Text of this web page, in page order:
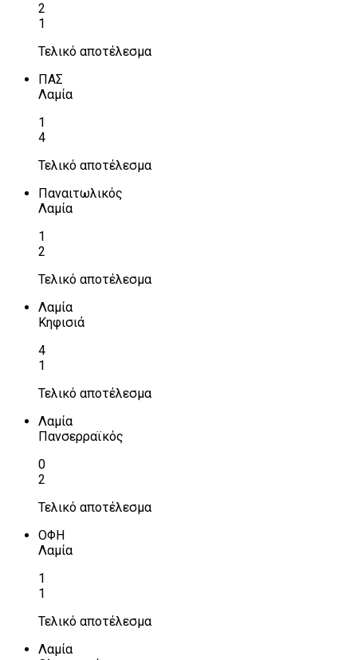
2
1
Τελικό αποτέλεσμα
ΠΑΣ
Λαμία
1
4
Τελικό αποτέλεσμα
Παναιτωλικός
Λαμία
1
2
Τελικό αποτέλεσμα
Λαμία
Κηφισιά
4
1
Τελικό αποτέλεσμα
Λαμία
Πανσερραϊκός
0
2
Τελικό αποτέλεσμα
ΟΦΗ
Λαμία
1
1
Τελικό αποτέλεσμα
Λαμία